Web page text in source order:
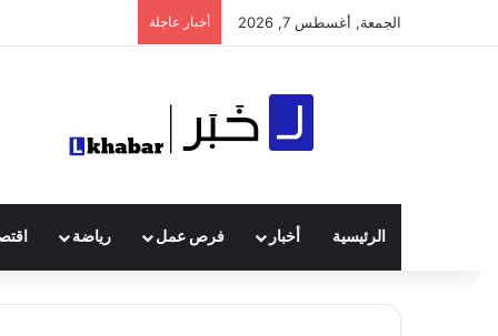
الجمعة, أغسطس 7, 2026 أخبار عاجلة
الرئيسية أخبار فرص عمل رياضة